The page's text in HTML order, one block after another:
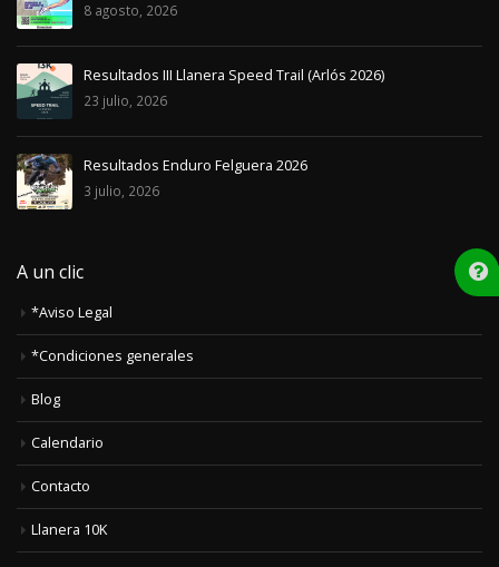
8 agosto, 2026
Resultados III Llanera Speed Trail (Arlós 2026)
23 julio, 2026
Resultados Enduro Felguera 2026
3 julio, 2026
A un clic
*Aviso Legal
*Condiciones generales
Blog
Calendario
Contacto
Llanera 10K